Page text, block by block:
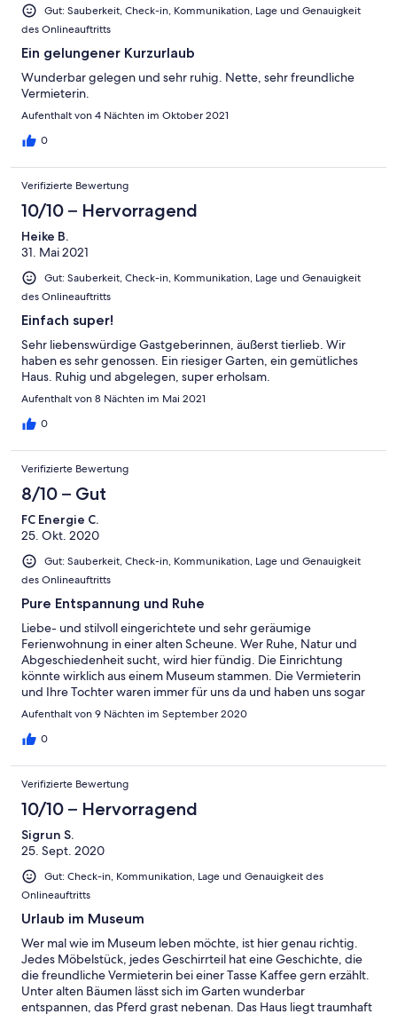
Gut: Sauberkeit, Check-in, Kommunikation, Lage und Genauigkeit
des Onlineauftritts
Ein gelungener Kurzurlaub
Wunderbar gelegen und sehr ruhig. Nette, sehr freundliche
Vermieterin.
Aufenthalt von 4 Nächten im Oktober 2021
0
Verifizierte Bewertung
10/10 – Hervorragend
Heike B.
31. Mai 2021
Gut: Sauberkeit, Check-in, Kommunikation, Lage und Genauigkeit
des Onlineauftritts
Einfach super!
Sehr liebenswürdige Gastgeberinnen, äußerst tierlieb. Wir
haben es sehr genossen. Ein riesiger Garten, ein gemütliches
Haus. Ruhig und abgelegen, super erholsam.
Aufenthalt von 8 Nächten im Mai 2021
0
Verifizierte Bewertung
8/10 – Gut
FC Energie C.
25. Okt. 2020
Gut: Sauberkeit, Check-in, Kommunikation, Lage und Genauigkeit
des Onlineauftritts
Pure Entspannung und Ruhe
Liebe- und stilvoll eingerichtete und sehr geräumige
Ferienwohnung in einer alten Scheune. Wer Ruhe, Natur und
Abgeschiedenheit sucht, wird hier fündig. Die Einrichtung
könnte wirklich aus einem Museum stammen. Die Vermieterin
und Ihre Tochter waren immer für uns da und haben uns sogar
mit Ihrem selbst angebauten und geernteten Gemüse versorgt.
Es war wirklich entspannend und schön.
Aufenthalt von 9 Nächten im September 2020
0
Verifizierte Bewertung
10/10 – Hervorragend
Sigrun S.
25. Sept. 2020
Gut: Check-in, Kommunikation, Lage und Genauigkeit des
Onlineauftritts
Urlaub im Museum
Wer mal wie im Museum leben möchte, ist hier genau richtig.
Jedes Möbelstück, jedes Geschirrteil hat eine Geschichte, die
die freundliche Vermieterin bei einer Tasse Kaffee gern erzählt.
Unter alten Bäumen lässt sich im Garten wunderbar
entspannen, das Pferd grast nebenan. Das Haus liegt traumhaft